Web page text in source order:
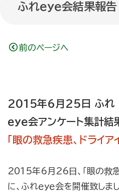
ふれeye会結果報
前のページへ
2015年6月25日 ふれ
eye会アンケート集計結
｢眼の救急疾患、ドライア
2015年6月26日、｢眼の救急
に、ふれｅｙｅ会を開催致しまし